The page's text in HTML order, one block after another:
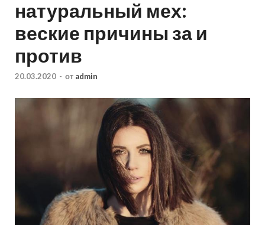
натуральный мех:
веские причины за и
против
20.03.2020 - от admin